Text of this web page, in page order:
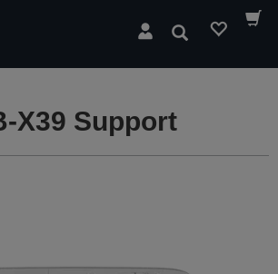
Hledat
X39 Support